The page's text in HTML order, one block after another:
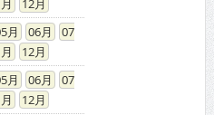
06
12
06
12
06